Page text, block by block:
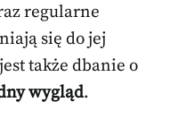
regularne
się do jej
także dbanie o
wygląd.